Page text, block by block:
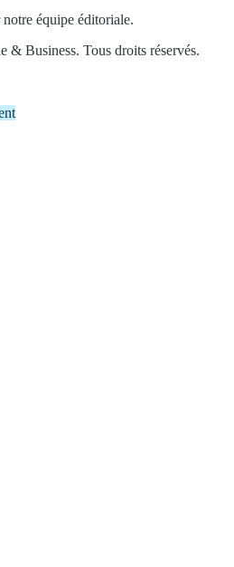
équipe éditoriale.
Business. Tous droits réservés.